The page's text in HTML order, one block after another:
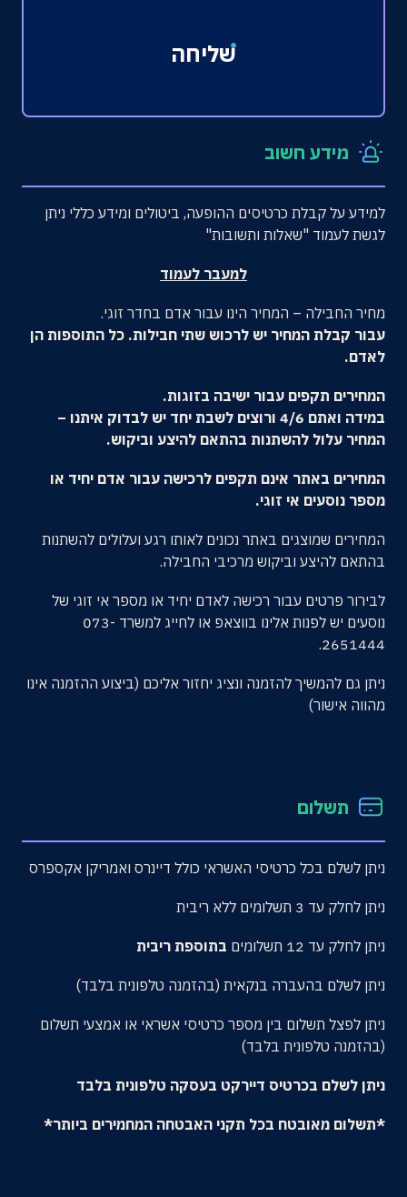
שליחה
מידע חשוב
למידע על קבלת כרטיסים ההופעה, ביטולים ומידע כללי ניתן
לגשת לעמוד "שאלות ותשובות"
למעבר לעמוד
מחיר החבילה – המחיר הינו עבור אדם בחדר זוגי.
עבור קבלת המחיר יש לרכוש שתי חבילות. כל התוספות הן
לאדם.
המחירים תקפים עבור ישיבה בזוגות.
במידה ואתם 4/6 ורוצים לשבת יחד יש לבדוק איתנו –
המחיר עלול להשתנות בהתאם להיצע וביקוש.
המחירים באתר אינם תקפים לרכישה עבור אדם יחיד או
מספר נוסעים אי זוגי.
המחירים שמוצגים באתר נכונים לאותו רגע ועלולים להשתנות
בהתאם להיצע וביקוש מרכיבי החבילה.
לבירור פרטים עבור רכישה לאדם יחיד או מספר אי זוגי של
נוסעים יש לפנות אלינו בווצאפ או לחייג למשרד 073-
2651444.
ניתן גם להמשיך להזמנה ונציג יחזור אליכם (ביצוע ההזמנה אינו
מהווה אישור)
תשלום
ניתן לשלם בכל כרטיסי האשראי כולל דיינרס ואמריקן אקספרס
ניתן לחלק עד 3 תשלומים ללא ריבית
ניתן לחלק עד 12 תשלומים בתוספת ריבית
ניתן לשלם בהעברה בנקאית (בהזמנה טלפונית בלבד)
ניתן לפצל תשלום בין מספר כרטיסי אשראי או אמצעי תשלום
(בהזמנה טלפונית בלבד)
ניתן לשלם בכרטיס דיירקט בעסקה טלפונית בלבד
*תשלום מאובטח בכל תקני האבטחה המחמירים ביותר*